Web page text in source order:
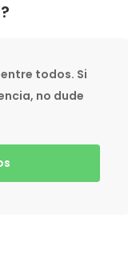
todos. Si
no dude